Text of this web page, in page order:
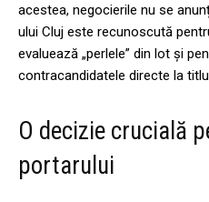
acestea, negocierile nu se
ului Cluj este recunoscută
evaluează „perlele” din lot și
contracandidatele directe la titlu.
O decizie crucială
portarului